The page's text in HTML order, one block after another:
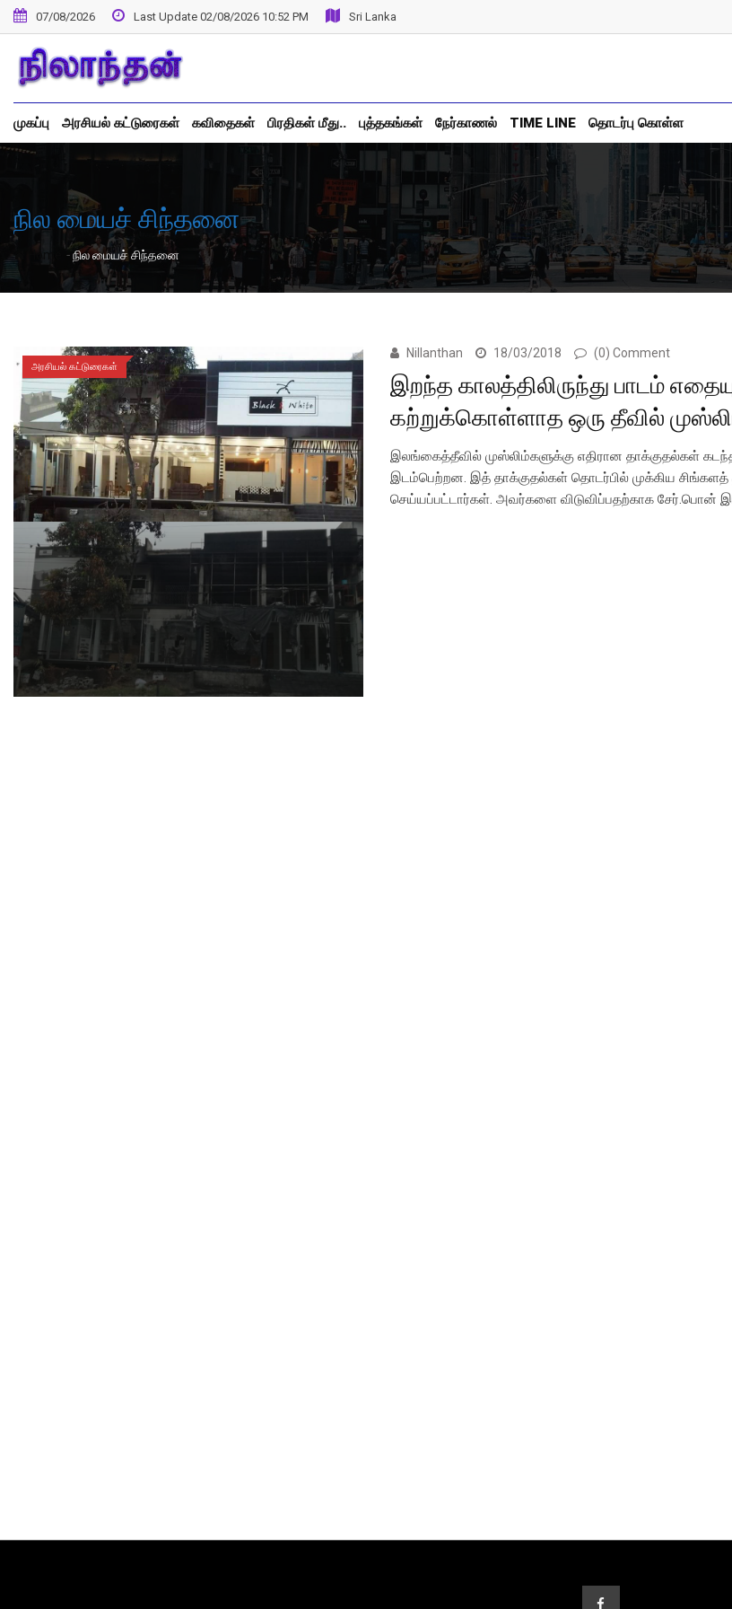
Skip
to
content
07/08/2026 Last Update 02/08/2026 10:52 PM Sri Lanka
முகப்பு அரசியல் கட்டுரைகள் கவிதைகள் பிரதிகள் மீது.. புத்தகங்கள் நேர்காணல் TIME LINE தொடர்பு கொள்ள
நில மையச் சிந்தனை
-நில மையச் சிந்தனை
அரசியல் கட்டுரைகள்
Nillanthan 18/03/2018 (0) Comment
இறந்த காலத்திலிருந்து பாடம்
கற்றுக்கொள்ளாத ஒரு தீவில்
இலங்கைத்தீவில் முஸ்லிம்களுக்கு எதிரான தாக்குதல்கள்
இடம்பெற்றன. இத் தாக்குதல்கள் தொடர்பில் முக்கிய
செய்யப்பட்டார்கள். அவர்களை விடுவிப்பதற்காக சேர்.பொன்